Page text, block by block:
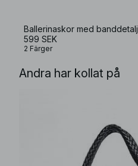
Ballerinaskor med banddetalj
599 SEK
2 Färger
Andra har kollat på